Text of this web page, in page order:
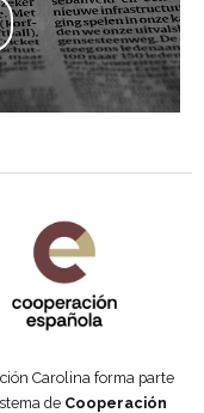
Carolina forma parte
de Cooperación